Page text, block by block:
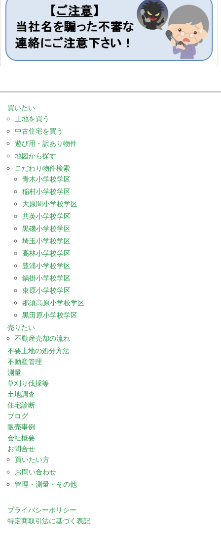
買いたい
土地を買う
中古住宅を買う
遊び用・訳あり物件
地図から探す
こだわり物件検索
青木小学校学区
稲村小学校学区
大原間小学校学区
共英小学校学区
黒磯小学校学区
埼玉小学校学区
高林小学校学区
豊浦小学校学区
鍋掛小学校学区
東原小学校学区
那須高原小学校学区
黒田原小学校学区
売りたい
不動産売却の流れ
不要土地の処分方法
不動産管理
測量
草刈り伐採等
土地調査
住宅診断
ブログ
販売事例
会社概要
お問合せ
買いたい方
お問い合わせ
管理・測量・その他
プライバシーポリシー
特定商取引法に基づく表記